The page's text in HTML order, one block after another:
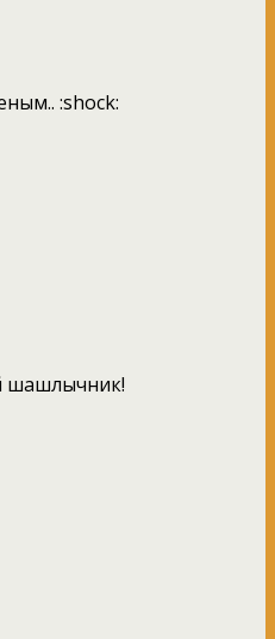
:shock:
шашлычник!